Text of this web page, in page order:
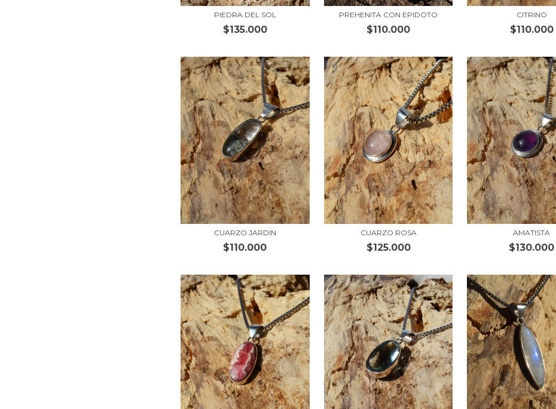
PIEDRA DEL SOL
$135.000
PREHENITA CON EPIDOTO
$110.000
CITRINO
$110.000
CUARZO JARDIN
$110.000
CUARZO ROSA
$125.000
AMATISTA
$130.000